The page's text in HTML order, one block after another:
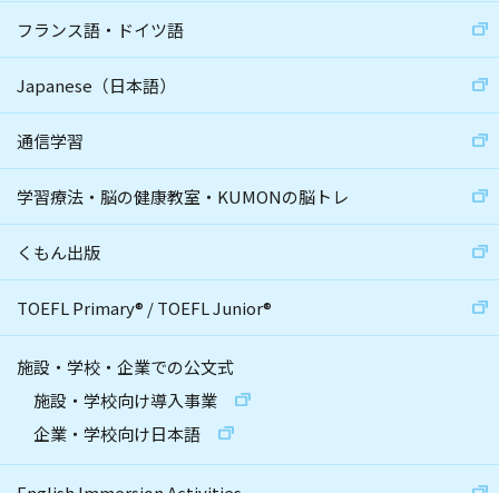
フランス語・ドイツ語
Japanese（日本語）
通信学習
学習療法・脳の健康教室・KUMONの脳トレ
くもん出版
TOEFL Primary® /TOEFL Junior®
施設・学校・企業での公文式
施設・学校向け導入事業
企業・学校向け日本語